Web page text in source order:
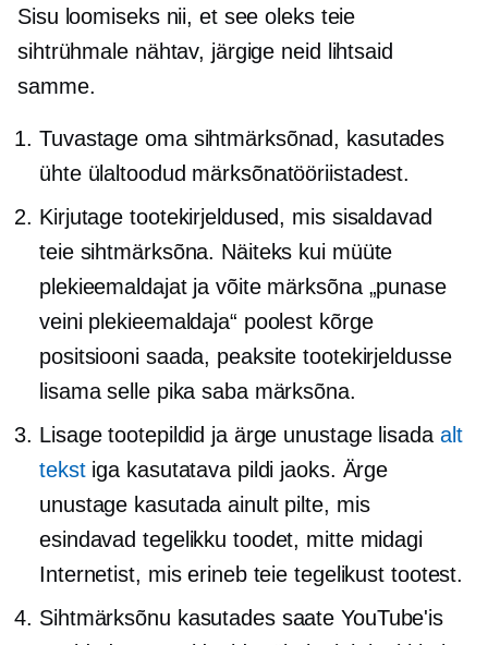
Sisu loomiseks nii, et see oleks teie
sihtrühmale nähtav, järgige neid lihtsaid
samme.
Tuvastage oma sihtmärksõnad, kasutades
ühte ülaltoodud märksõnatööriistadest.
Kirjutage tootekirjeldused, mis sisaldavad
teie sihtmärksõna. Näiteks kui müüte
plekieemaldajat ja võite märksõna „punase
veini plekieemaldaja“ poolest kõrge
positsiooni saada, peaksite tootekirjeldusse
lisama selle pika saba märksõna.
Lisage tootepildid ja ärge unustage lisada alt
tekstiga kasutatava pildi jaoks. Ärge
unustage kasutada ainult pilte, mis
esindavad tegelikku toodet, mitte midagi
Internetist, mis erineb teie tegelikust tootest.
Sihtmärksõnu kasutades saate YouTube'is